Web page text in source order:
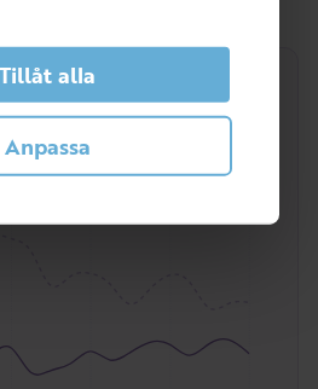
Tillåt alla
Anpassa
för kompetensen
yrkesgruppenFysiker,